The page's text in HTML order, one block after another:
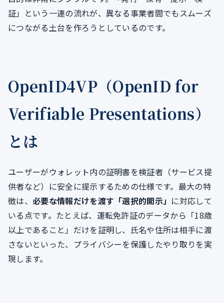
証」という一連の流れが、異なる事業者間でもスムーズ
につながる土台を作ろうとしているのです。
OpenID4VP（OpenID for
Verifiable Presentations）
とは
ユーザーがウォレット内の証明書を検証者（サービス提
供者など）に安全に提示するための仕様です。最大の特
徴は、 必要な情報だけを渡す「選択的開示」 に対応して
いる点です。たとえば、運転免許証のデータから「18歳
以上であること」だけを証明し、氏名や住所は相手に渡
さないといった、プライバシーを保護したやり取りを実
現します。